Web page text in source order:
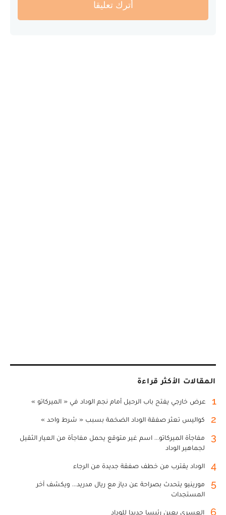
أترك تعليقا
المقالات الأكثر قراءة
1 عرض خارجي يفتح باب الرحيل أمام نجم الوداد في « الميركاتو »
2 كواليس تعثر صفقة الوداد الضخمة بسبب « شرط واحد »
3
مفاجأة الميركاتو... اسم غير متوقع يحمل مفاجأة من العيار الثقيل
لجماهير الوداد
4 الوداد يقترب من خطف صفقة جديدة من الرجاء
5
مورينيو يتحدث بصراحة عن دياز مع ريال مدريد... ويكشف آخر
المستجدات
6 العسري يعين رئيسا جديدا للوداد